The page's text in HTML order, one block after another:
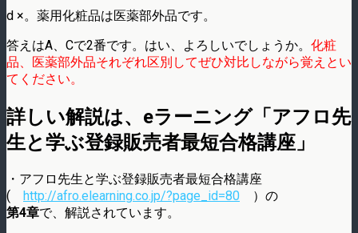
d ×。薬用化粧品は医薬部外品です。
答えはA、Cで2番です。はい、よろしいでしょうか。 化粧
品、医薬部外品それぞれ区別してぜひ対比しながら覚えとい
てください。
詳しい解説は、eラーニング「アフロ先
生と学ぶ登録販売者最短合格講座」
・アフロ先生と学ぶ登録販売者最短合格講座
( http://afro.elearning.co.jp/?page_id=80 ）の
第4章で、解説されています。